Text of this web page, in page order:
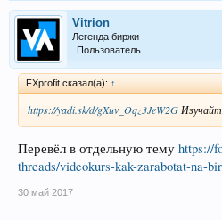
Vitrion
Легенда биржи
Пользователь
FXprofit сказал(а): ↑
https://yadi.sk/d/gXuv_Oqz3JeW2G
Перевёл в отдельную тему https://
threads/videokurs-kak-zarabotat-na-
30 май 2017